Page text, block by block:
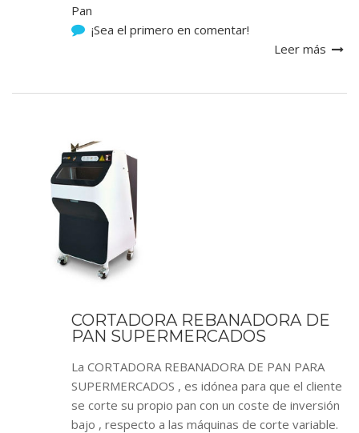
Pan
¡Sea el primero en comentar!
Leer más
CORTADORA REBANADORA DE
PAN SUPERMERCADOS
La CORTADORA REBANADORA DE PAN PARA
SUPERMERCADOS , es idónea para que el cliente
se corte su propio pan con un coste de inversión
bajo , respecto a las máquinas de corte variable.